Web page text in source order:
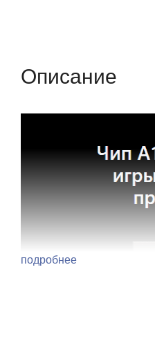
Описание
подробнее